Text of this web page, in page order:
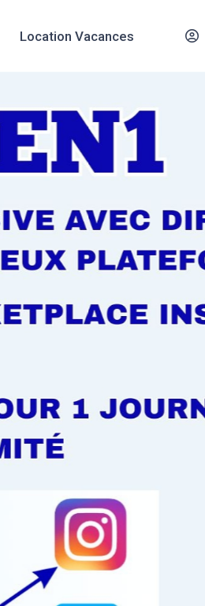
Location Vacances